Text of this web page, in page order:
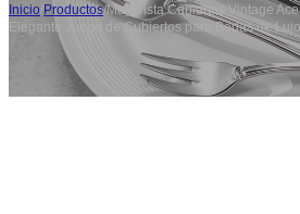
Inicio/Productos/Mayorista Cubiertos Vintage
Elegante Juego de Cubiertos para Bodas de